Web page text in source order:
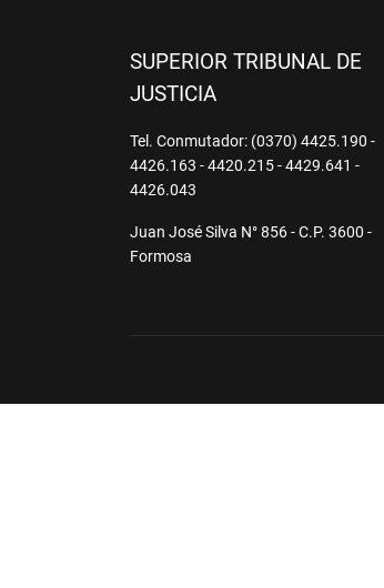
SUPERIOR TRIBUNAL DE
JUSTICIA
Tel. Conmutador: (0370) 4425.190 -
4426.163 - 4420.215 - 4429.641 -
4426.043
Juan José Silva N° 856 - C.P. 3600 -
Formosa